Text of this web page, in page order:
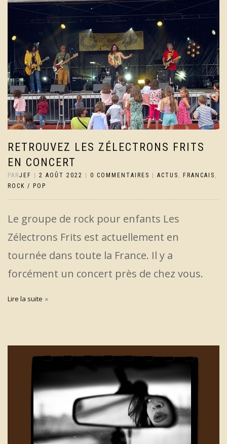
RETROUVEZ LES ZÉLECTRONS FRITS
EN CONCERT
PARJEF 2 AOÛT 2022 0 COMMENTAIRES ACTUS , FRANCAIS ,
ROCK / POP
Le groupe de rock pour enfants Les
Zélectrons Frits est actuellement en
tournée dans toute la France. Il y a
forcément un concert près de chez vous.
Lire la suite